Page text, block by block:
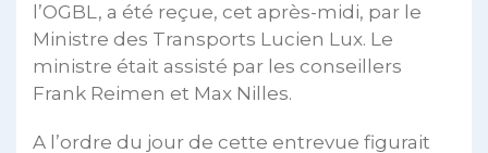
l’OGBL, a été reçue, cet après-midi, par le
Ministre des Transports Lucien Lux. Le
ministre était assisté par les conseillers
Frank Reimen et Max Nilles.
A l’ordre du jour de cette entrevue figurait